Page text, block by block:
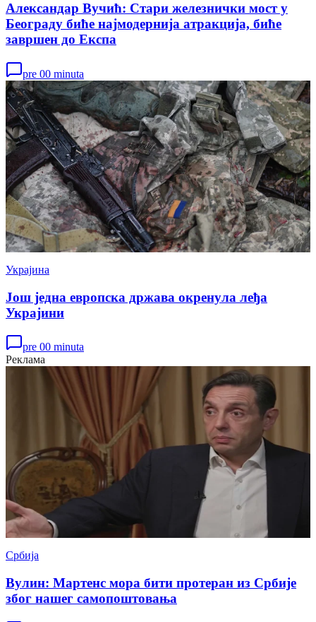
Александар Вучић: Стари железнички мост у
Београду биће најмодернија атракција, биће
завршен до Експа
pre 00 minuta
Украјина
Још једна европска држава окренула леђа
Украјини
pre 00 minuta
Реклама
Србија
Вулин: Мартенс мора бити протеран из Србије
због нашег самопоштовања